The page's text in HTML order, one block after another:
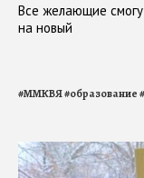
Все желающие
на новый
#ММКВЯ#образование#